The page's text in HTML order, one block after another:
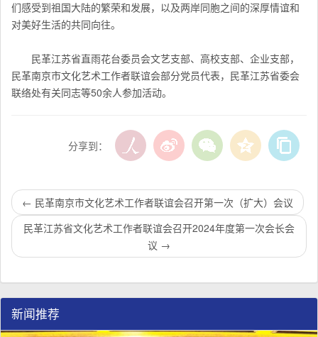
们感受到祖国大陆的繁荣和发展，以及两岸同胞之间的深厚情谊和
对美好生活的共同向往。
民革江苏省直雨花台委员会文艺支部、高校支部、企业支部，
民革南京市文化艺术工作者联谊会部分党员代表，民革江苏省委会
联络处有关同志等50余人参加活动。
分享到：
← 民革南京市文化艺术工作者联谊会召开第一次（扩大）会议
民革江苏省文化艺术工作者联谊会召开2024年度第一次会长会
议 →
新闻推荐